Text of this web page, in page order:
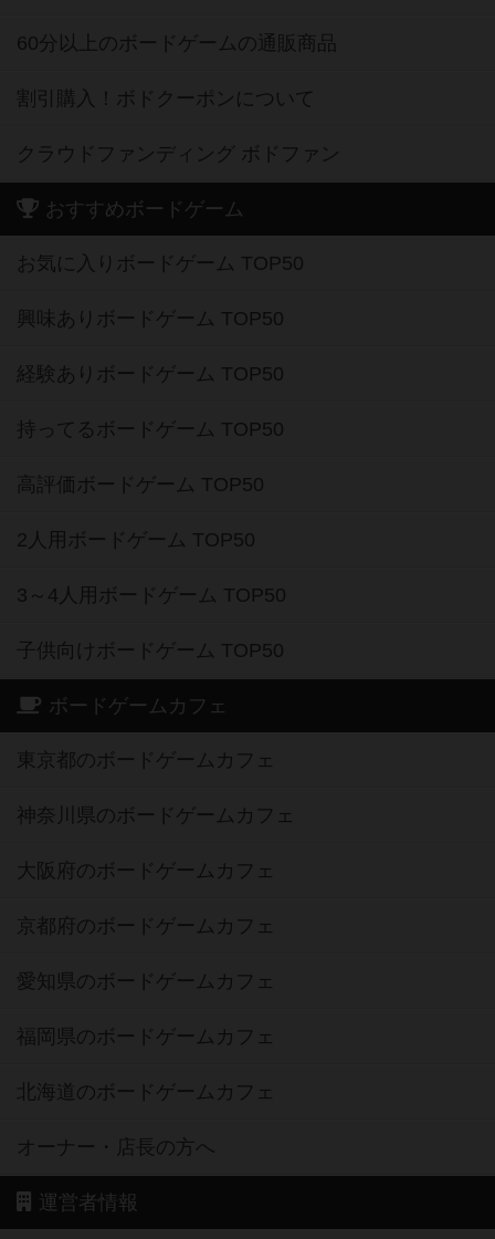
60分以上のボードゲームの通販商品
割引購入！ボドクーポンについて
クラウドファンディング ボドファン
おすすめボードゲーム
お気に入りボードゲーム TOP50
興味ありボードゲーム TOP50
経験ありボードゲーム TOP50
持ってるボードゲーム TOP50
高評価ボードゲーム TOP50
2人用ボードゲーム TOP50
3～4人用ボードゲーム TOP50
子供向けボードゲーム TOP50
ボードゲームカフェ
東京都のボードゲームカフェ
神奈川県のボードゲームカフェ
大阪府のボードゲームカフェ
京都府のボードゲームカフェ
愛知県のボードゲームカフェ
福岡県のボードゲームカフェ
北海道のボードゲームカフェ
オーナー・店長の方へ
運営者情報